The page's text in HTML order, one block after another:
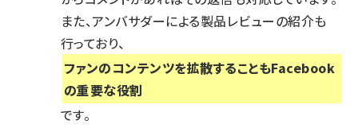
また、アンバサダーによる製品レビューの紹介も
行っており、
ファンのコンテンツを拡散することもFacebook
の重要な役割
です。